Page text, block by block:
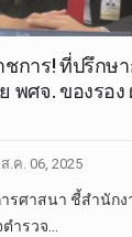
การ! ที่ปรึกษ
พศจ. ของรอง
ส.ค. 06, 2025
รศาสนา ชี้สำนัก
ำรวจ…